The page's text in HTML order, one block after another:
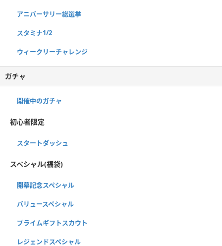
アニバーサリー総選挙
スタミナ1/2
ウィークリーチャレンジ
ガチャ
開催中のガチャ
初心者限定
スタートダッシュ
スペシャル(福袋)
開幕記念スペシャル
バリュースペシャル
プライムギフトスカウト
レジェンドスペシャル